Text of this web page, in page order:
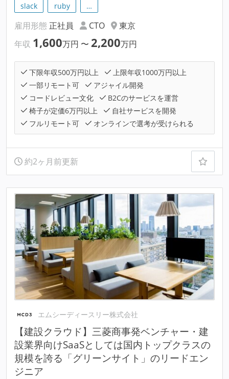
slack
ruby …
雇用形態 正社員 CTO
東京
年収 1,600万円 〜 2,200万円
下限年収500万円以上
上限年収1000万円以上
一部リモート可
アジャイル開発
コードレビュー文化
B2Cのサービスを運営
椅子が定価6万円以上
自社サービスを開発
フルリモート可
オンラインで選考が受けられる
約2ヶ月前更新
エムシーディースリー株式会社
【建設クラウド】三菱商事発ベンチャー・建
設業界向けSaaSとしては国内トップクラスの
規模を誇る「グリーンサイト」のリードエン
ジニア